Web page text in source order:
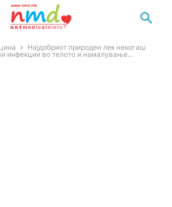
Најдобриот природен лек некогаш
инфекции во телото и намалување...